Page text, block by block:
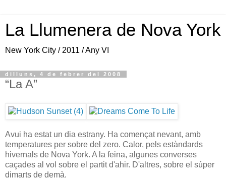
La Llumenera de Nova York
New York City / 2011 / Any VI
dilluns, 4 de febrer del 2008
“La A”
Avui ha estat un dia estrany. Ha començat nevant, amb
temperatures per sobre del zero. Calor, pels estàndards
hivernals de Nova York. A la feina, algunes converses
caçades al vol sobre el partit d'ahir. D'altres, sobre el súper
dimarts de demà.